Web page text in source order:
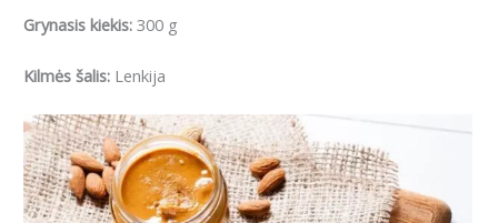
Grynasis kiekis: 300 g
Kilmės šalis: Lenkija